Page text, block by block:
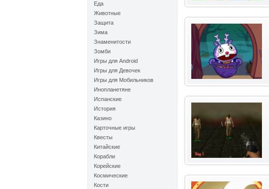
Еда
Животные
Защита
Зима
Знаменитости
Зомби
Игры для Android
Игры для Девочек
Игры для Мобильников
Инопланетяне
Испанские
История
Казино
Карточные игры
Квесты
Китайские
Корабли
Корейские
Космические
Кости